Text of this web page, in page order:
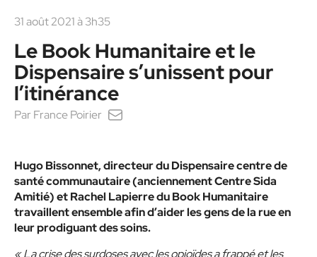
31 août 2021 à 3h35
Le Book Humanitaire et le
Dispensaire s’unissent pour
l’itinérance
Par France Poirier
Hugo Bissonnet, directeur du Dispensaire centre de
santé communautaire (anciennement Centre Sida
Amitié) et Rachel Lapierre du Book Humanitaire
travaillent ensemble afin d’aider les gens de la rue en
leur prodiguant des soins.
« La crise des surdoses avec les opioïdes a frappé et les